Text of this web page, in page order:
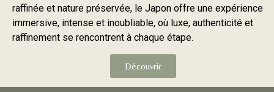
raffinée et nature préservée, le Japon offre une expérience
immersive, intense et inoubliable, où luxe, authenticité et
raffinement se rencontrent à chaque étape.
Découvrir